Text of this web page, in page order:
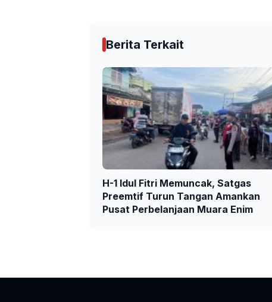
Berita Terkait
H-1 Idul Fitri Memuncak, Satgas
Preemtif Turun Tangan Amankan
Pusat Perbelanjaan Muara Enim